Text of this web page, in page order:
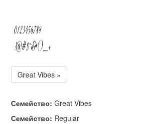
Great Vibes »
Семейство: Great Vibes
Семейство: Regular